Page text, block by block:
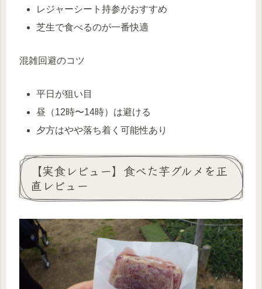
レジャーシート持参がおすすめ
芝生で食べるのが一番快適
混雑回避のコツ
平日が狙い目
昼（12時〜14時）は避ける
夕方はやや落ち着く可能性あり
【実食レビュー】食べた芋グルメを正
直レビュー